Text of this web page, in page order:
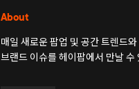
About
매일 새로운 팝업 및 공간 트렌드
브랜드 이슈를 헤이팝에서 만날 수